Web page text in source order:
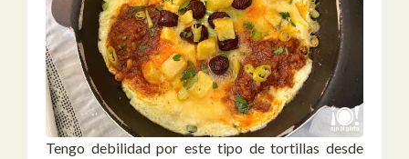
Tengo debilidad por este tipo de tortillas desde